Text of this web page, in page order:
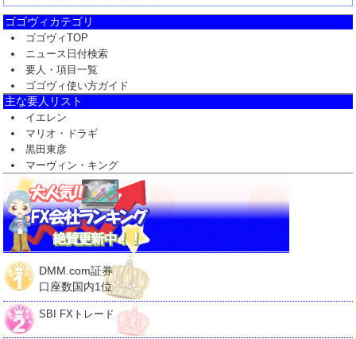
ゴゴヴィカテゴリ
ゴゴヴィTOP
ニュース日付検索
要人・項目一覧
ゴゴヴィ使い方ガイド
主な要人リスト
イエレン
マリオ・ドラギ
黒田東彦
マーヴィン・キング
DMM.com証券
口座数国内1位
SBI FXトレード